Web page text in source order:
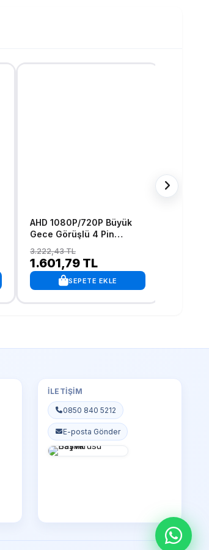
AHD 1080P/720P Büyük
Gece Görüşlü 4 Pin
Kamerası
3.222,43 TL
1.601,79 TL
SEPETE EKLE
İLETIŞIM
0850 840 5212
E-posta Gönder